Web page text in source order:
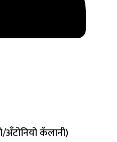
अँटोनियो कॅलानी)